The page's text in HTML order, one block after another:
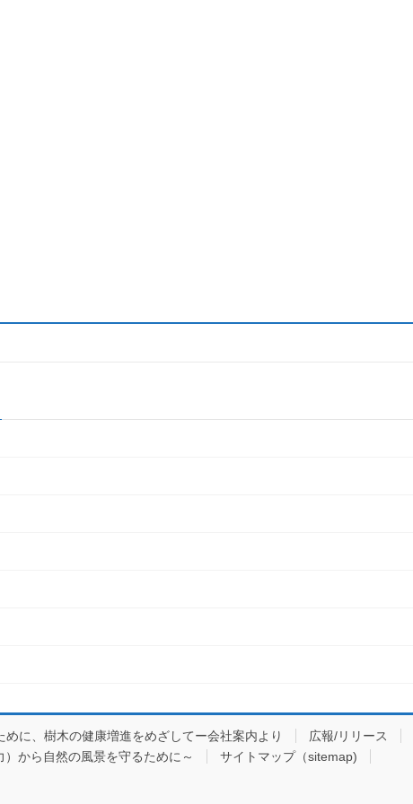
めに、樹木の健康増進をめざしてー会社案内より 広報/リリース
から自然の風景を守るために～
サイトマップ（sitemap)